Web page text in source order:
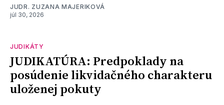
JUDR. ZUZANA MAJERIKOVÁ
júl 30, 2026
JUDIKÁTY
JUDIKATÚRA: Predpoklady na
posúdenie likvidačného charakteru
uloženej pokuty